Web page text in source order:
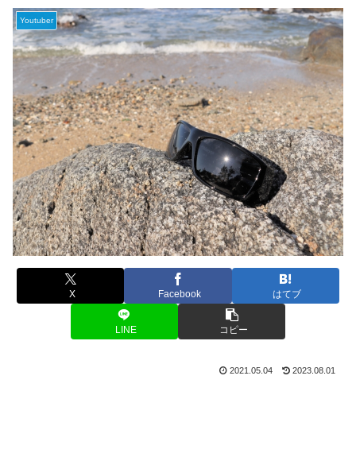
Youtuber
X Facebook はてブ
LINE コピー
2021.05.04 2023.08.01